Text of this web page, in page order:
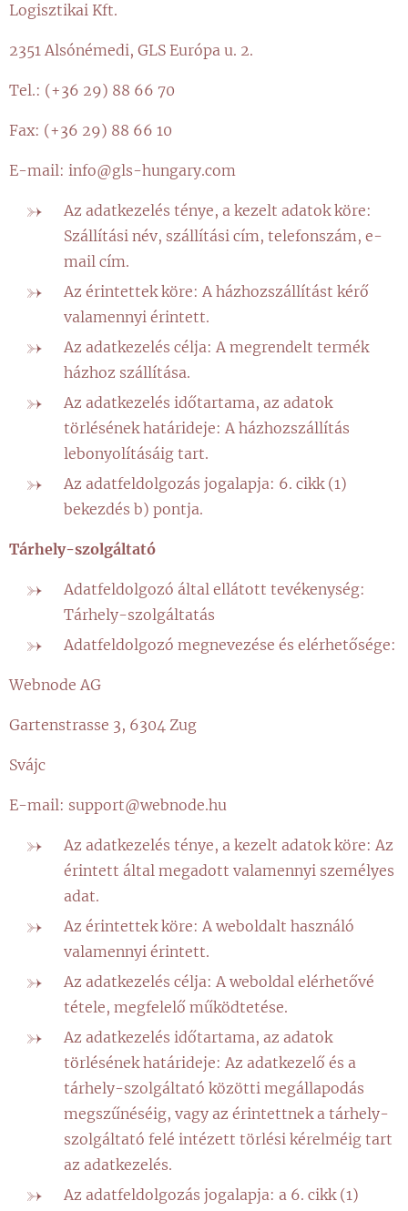
Logisztikai Kft.
2351 Alsónémedi, GLS Európa u. 2.
Tel.: (+36 29) 88 66 70
Fax: (+36 29) 88 66 10
E-mail: info@gls-hungary.com
Az adatkezelés ténye, a kezelt adatok köre:
Szállítási név, szállítási cím, telefonszám, e-
mail cím.
Az érintettek köre: A házhozszállítást kérő
valamennyi érintett.
Az adatkezelés célja: A megrendelt termék
házhoz szállítása.
Az adatkezelés időtartama, az adatok
törlésének határideje: A házhozszállítás
lebonyolításáig tart.
Az adatfeldolgozás jogalapja: 6. cikk (1)
bekezdés b) pontja.
Tárhely-szolgáltató
Adatfeldolgozó által ellátott tevékenység:
Tárhely-szolgáltatás
Adatfeldolgozó megnevezése és elérhetősége:
Webnode AG
Gartenstrasse 3, 6304 Zug
Svájc
E-mail: support@webnode.hu
Az adatkezelés ténye, a kezelt adatok köre: Az
érintett által megadott valamennyi személyes
adat.
Az érintettek köre: A weboldalt használó
valamennyi érintett.
Az adatkezelés célja: A weboldal elérhetővé
tétele, megfelelő működtetése.
Az adatkezelés időtartama, az adatok
törlésének határideje: Az adatkezelő és a
tárhely-szolgáltató közötti megállapodás
megszűnéséig, vagy az érintettnek a tárhely-
szolgáltató felé intézett törlési kérelméig tart
az adatkezelés.
Az adatfeldolgozás jogalapja: a 6. cikk (1)